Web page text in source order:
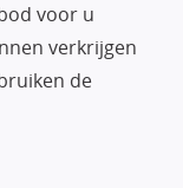
voor u
verkrijgen
de